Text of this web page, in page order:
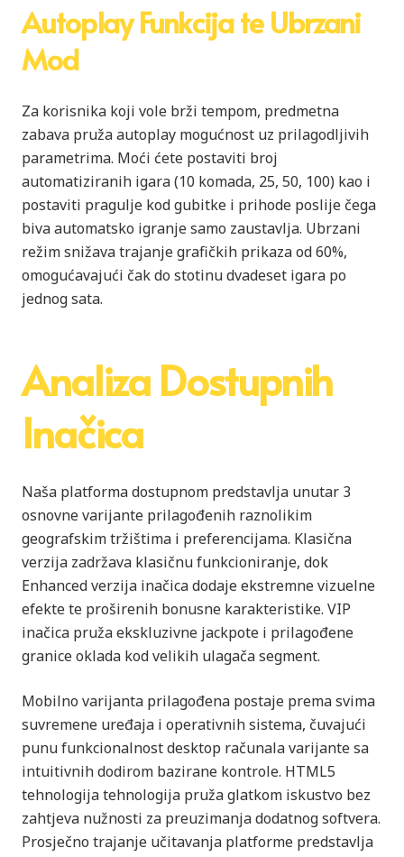
Autoplay Funkcija te Ubrzani
Mod
Za korisnika koji vole brži tempom, predmetna
zabava pruža autoplay mogućnost uz prilagodljivih
parametrima. Moći ćete postaviti broj
automatiziranih igara (10 komada, 25, 50, 100) kao i
postaviti pragulje kod gubitke i prihode poslije čega
biva automatsko igranje samo zaustavlja. Ubrzani
režim snižava trajanje grafičkih prikaza od 60%,
omogućavajući čak do stotinu dvadeset igara po
jednog sata.
Analiza Dostupnih
Inačica
Naša platforma dostupnom predstavlja unutar 3
osnovne varijante prilagođenih raznolikim
geografskim tržištima i preferencijama. Klasična
verzija zadržava klasičnu funkcioniranje, dok
Enhanced verzija inačica dodaje ekstremne vizuelne
efekte te proširenih bonusne karakteristike. VIP
inačica pruža ekskluzivne jackpote i prilagođene
granice oklada kod velikih ulagača segment.
Mobilno varijanta prilagođena postaje prema svima
suvremene uređaja i operativnih sistema, čuvajući
punu funkcionalnost desktop računala varijante sa
intuitivnih dodirom bazirane kontrole. HTML5
tehnologija tehnologija pruža glatkom iskustvo bez
zahtjeva nužnosti za preuzimanja dodatnog softvera.
Prosječno trajanje učitavanja platforme predstavlja